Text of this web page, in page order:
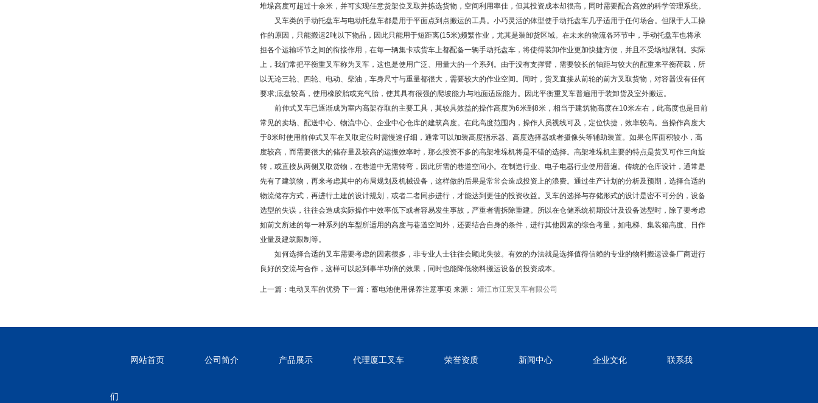
堆垛高度可超过十余米，并可实现任意货架位叉取并拣选货物，空间利用率佳，但其投资成本却很高，同时需要配合高效的科学管理系统。
叉车类的手动托盘车与电动托盘车都是用于平面点到点搬运的工具。小巧灵活的体型使手动托盘车几乎适用于任何场合。但限于人工操
作的原因，只能搬运2吨以下物品，因此只能用于短距离(15米)频繁作业，尤其是装卸货区域。在未来的物流各环节中，手动托盘车也将承
担各个运输环节之间的衔接作用，在每一辆集卡或货车上都配备一辆手动托盘车，将使得装卸作业更加快捷方便，并且不受场地限制。实际
上，我们常把平衡重叉车称为叉车，这也是使用广泛、用量大的一个系列。由于没有支撑臂，需要较长的轴距与较大的配重来平衡荷载，所
以无论三轮、四轮、电动、柴油，车身尺寸与重量都很大，需要较大的作业空间。同时，货叉直接从前轮的前方叉取货物，对容器没有任何
要求;底盘较高，使用橡胶胎或充气胎，使其具有很强的爬坡能力与地面适应能力。因此平衡重叉车普遍用于装卸货及室外搬运。
前伸式叉车已逐渐成为室内高架存取的主要工具，其较具效益的操作高度为6米到8米，相当于建筑物高度在10米左右，此高度也是目前
常见的卖场、配送中心、物流中心、企业中心仓库的建筑高度。在此高度范围内，操作人员视线可及，定位快捷，效率较高。当操作高度大
于8米时使用前伸式叉车在叉取定位时需慢速仔细，通常可以加装高度指示器、高度选择器或者摄像头等辅助装置。如果仓库面积较小，高
度较高，而需要很大的储存量及较高的运搬效率时，那么投资不多的高架堆垛机将是不错的选择。高架堆垛机主要的特点是货叉可作三向旋
转，或直接从两侧叉取货物，在巷道中无需转弯，因此所需的巷道空间小。在制造行业、电子电器行业使用普遍。传统的仓库设计，通常是
先有了建筑物，再来考虑其中的布局规划及机械设备，这样做的后果是常常会造成投资上的浪费。通过生产计划的分析及预期，选择合适的
物流储存方式，再进行土建的设计规划，或者二者同步进行，才能达到更佳的投资收益。叉车的选择与存储形式的设计是密不可分的，设备
选型的失误，往往会造成实际操作中效率低下或者容易发生事故，严重者需拆除重建。所以在仓储系统初期设计及设备选型时，除了要考虑
如前文所述的每一种系列的车型所适用的高度与巷道空间外，还要结合自身的条件，进行其他因素的综合考量，如电梯、集装箱高度、日作
业量及建筑限制等。
如何选择合适的叉车需要考虑的因素很多，非专业人士往往会顾此失彼。有效的办法就是选择值得信赖的专业的物料搬运设备厂商进行
良好的交流与合作，这样可以起到事半功倍的效果，同时也能降低物料搬运设备的投资成本。
上一篇： 电动叉车的优势 下一篇： 蓄电池使用保养注意事项 来源： 靖江市江宏叉车有限公司
网站首页 公司简介 产品展示 代理厦工叉车 荣誉资质 新闻中心 企业文化 联系我
们